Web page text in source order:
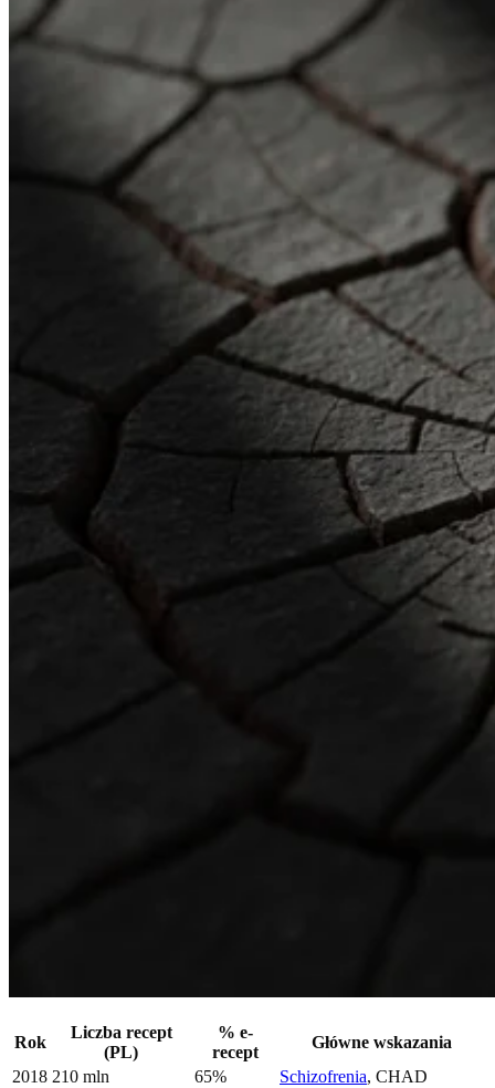
Rok
Liczba recept
(PL)
% e-
recept
Główne wskazania
2018 210 mln 65% Schizofrenia, CHAD